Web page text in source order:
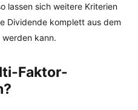
lassen sich weitere Kriterien
Dividende komplett aus dem
kann.
Faktor-